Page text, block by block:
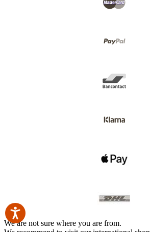
We are not sure where you are from.